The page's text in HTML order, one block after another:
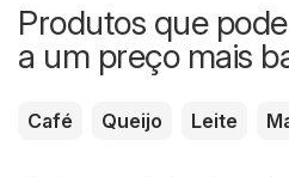
Produtos que
a um preço mais
Café Queijo Leite